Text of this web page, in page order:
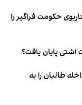
حکومت فراگیر را
آشتی پایان یافت؟
طالبان را به